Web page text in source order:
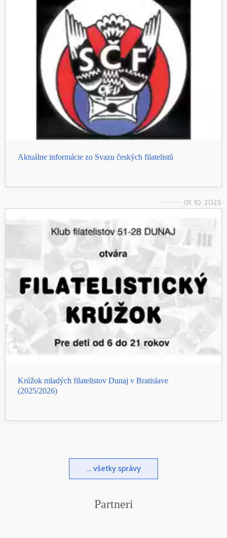
Aktuálne informácie zo Svazu českých filatelistů
01. 10. 2025
Krúžok mladých filatelistov Dunaj v Bratislave
(2025/2026)
... všetky správy
Partneri